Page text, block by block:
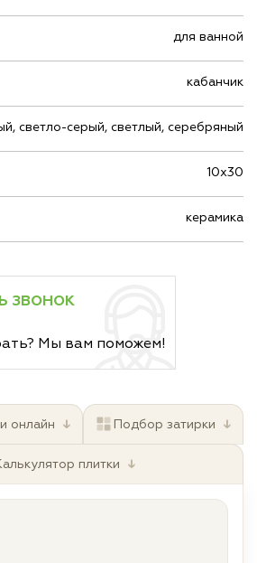
для ванной
кабанчик
светло-серый, светлый, серебряный
10х30
керамика
ЗВОНОК
Мы вам поможем!
онлайн ↓ Подбор затирки ↓
плитки ↓